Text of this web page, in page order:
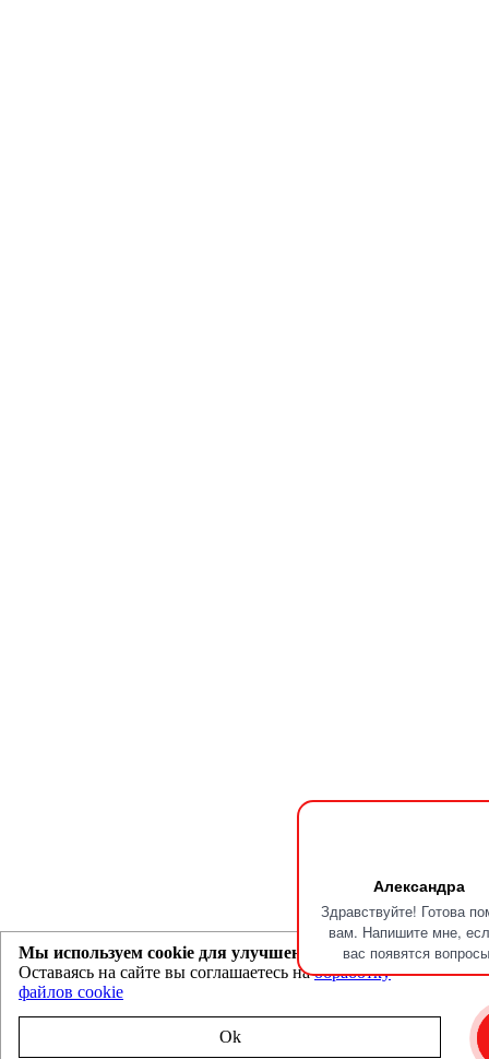
Александра
Здравствуйте! Готова
вам. Напишите мне,
вас появятся
Мы используем cookie для улучшения работы сайта
Оставаясь на сайте вы соглашаетесь наобработку
файлов cookie
Ok